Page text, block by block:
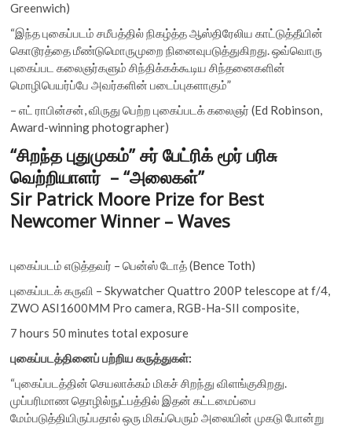
Greenwich)
“இந்த புகைப்படம் சமீபத்தில் நிகழ்த்த ஆஸ்திரேலிய காட்டுத்தீயின்
கொடூரத்தை மீண்டுமொருமுறை நினைவுபடுத்துகிறது. ஒவ்வொரு
புகைப்பட கலைஞர்களும் சிந்திக்கக்கூடிய சிந்தனைகளின்
மொழிபெயர்ப்பே அவர்களின் படைப்புகளாகும்”
– எட் ராபின்சன், விருது பெற்ற புகைப்படக் கலைஞர் (Ed Robinson,
Award-winning photographer)
“சிறந்த புதுமுகம்” சர் பேட்ரிக் மூர் பரிசு
வெற்றியாளர் – “அலைகள்”
Sir Patrick Moore Prize for Best
Newcomer Winner – Waves
புகைப்படம் எடுத்தவர் – பென்ஸ் டோத் (Bence Toth)
புகைப்படக் கருவி – Skywatcher Quattro 200P telescope at f/4,
ZWO ASI1600MM Pro camera, RGB-Ha-SII composite,
7 hours 50 minutes total exposure
புகைப்படத்தினைப் பற்றிய கருத்துகள்:
“புகைப்படத்தின் செயலாக்கம் மிகச் சிறந்து விளங்குகிறது.
முப்பரிமாண தொழில்நுட்பத்தில் இதன் கட்டமைப்பை
மேம்படுத்தியிருப்பதால் ஒரு மிகப்பெரும் அலையின் முகடு போன்று